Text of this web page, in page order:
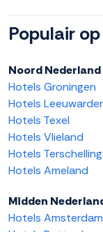
Populair
Noord Nederland
Hotels Groningen
Hotels
Hotels Texel
Hotels Vlieland
Hotels Terschelling
Hotels Ameland
Midden
Hotels Amsterdam